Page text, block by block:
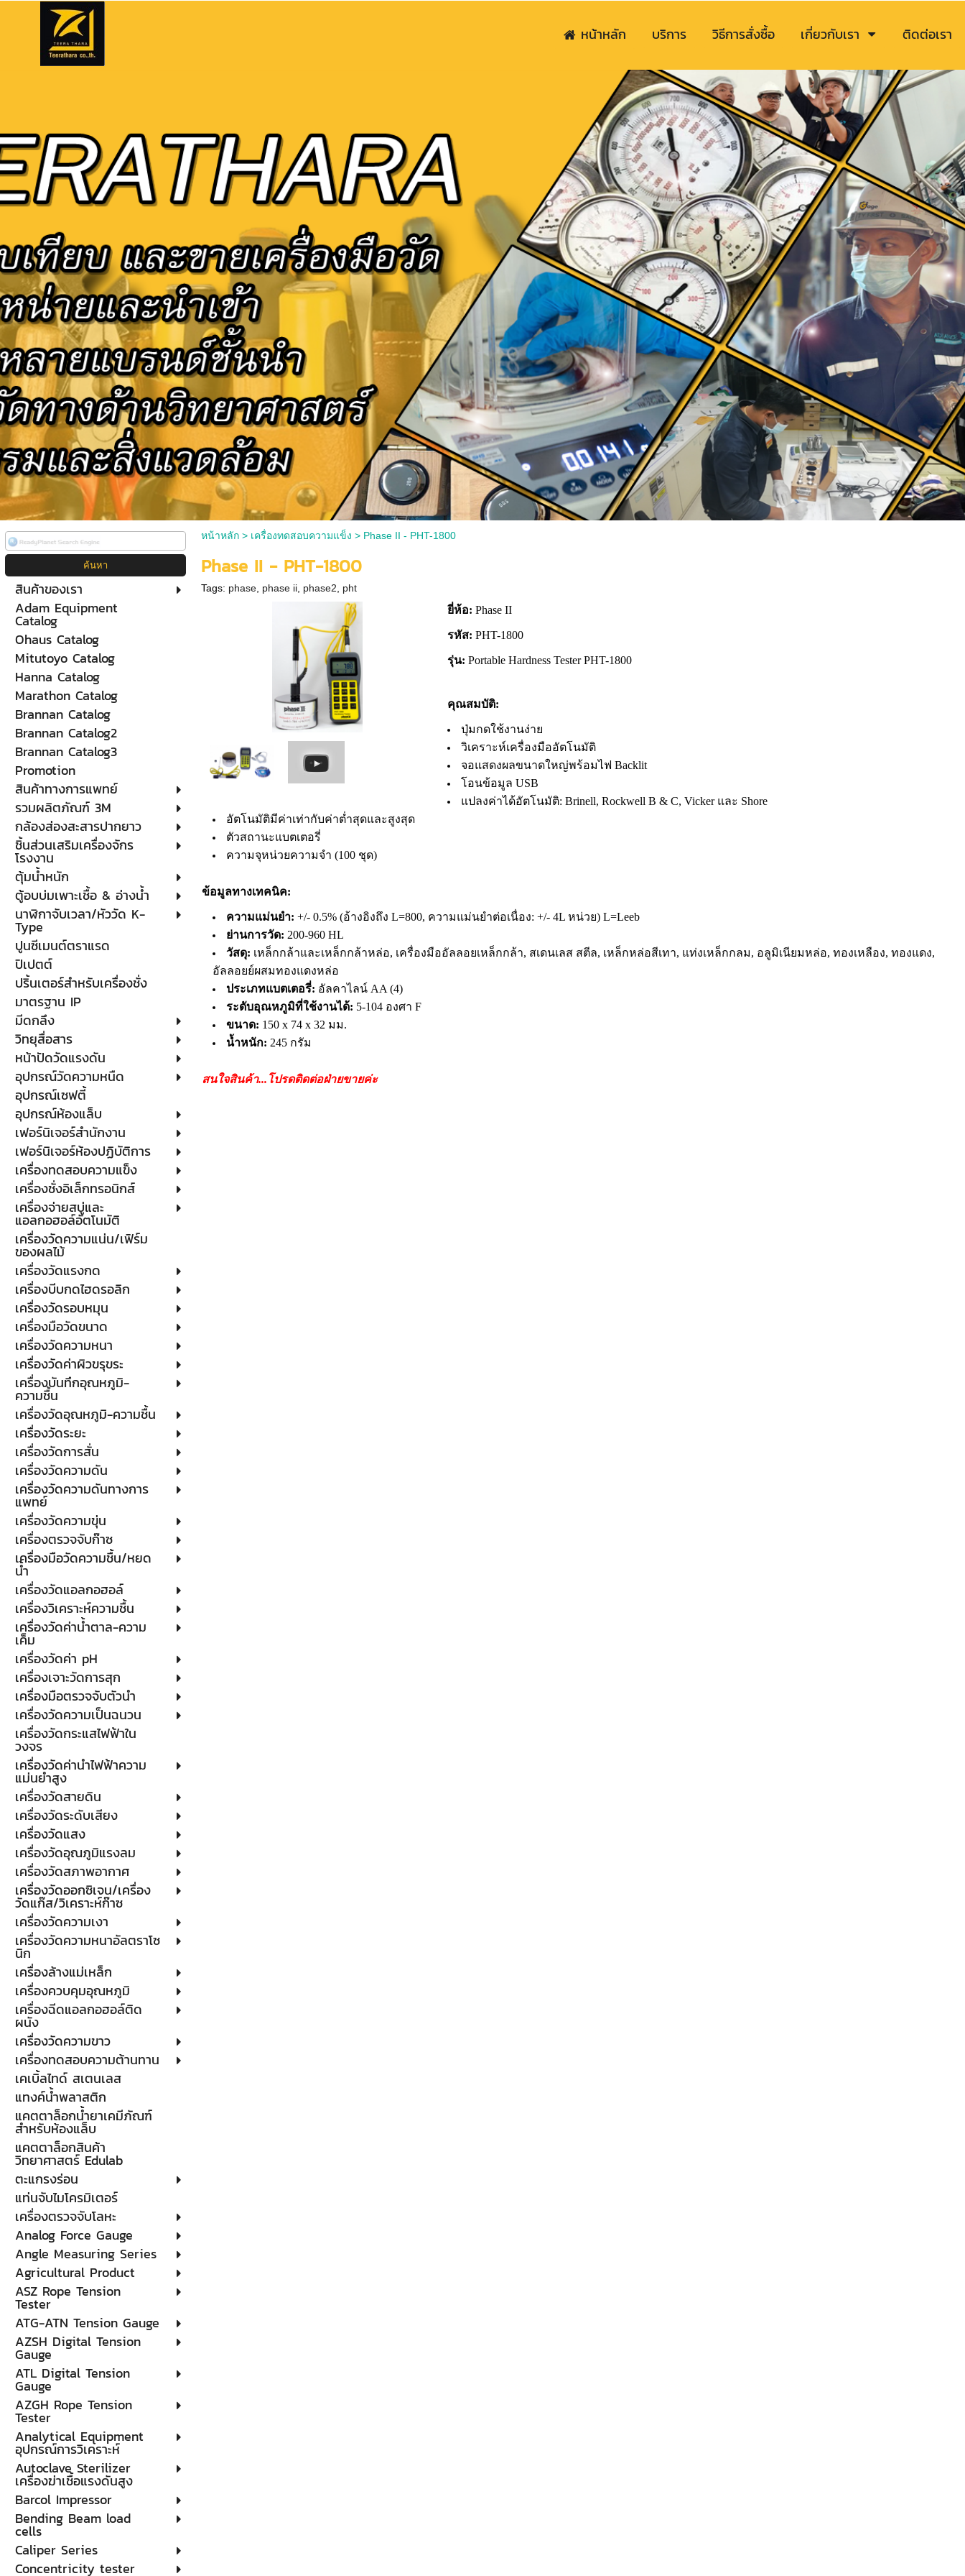
หน้าหลัก บริการ วิธีการสั่งซื้อ เกี่ยวกับเรา ติดต่อเรา
สินค้าของเรา
Adam Equipment
Catalog
Ohaus Catalog
Mitutoyo Catalog
Hanna Catalog
Marathon Catalog
Brannan Catalog
Brannan Catalog2
Brannan Catalog3
Promotion
สินค้าทางการแพทย์
รวมผลิตภัณฑ์ 3M
กล้องส่องสะสารปากยาว
ชิ้นส่วนเสริมเครื่องจักร
โรงงาน
ตุ้มน้ำหนัก
ตู้อบบ่มเพาะเชื้อ & อ่างน้ำ
นาฬิกาจับเวลา/หัววัด K-
Type
ปูนซีเมนต์ตราแรด
ปิเปตต์
ปริ้นเตอร์สำหรับเครื่องชั่ง
มาตรฐาน IP
มีดกลึง
วิทยุสื่อสาร
หน้าปัดวัดแรงดัน
อุปกรณ์วัดความหนืด
อุปกรณ์เซฟตี้
อุปกรณ์ห้องแล็บ
เฟอร์นิเจอร์สำนักงาน
เฟอร์นิเจอร์ห้องปฏิบัติการ
เครื่องทดสอบความแข็ง
เครื่องชั่งอิเล็กทรอนิกส์
เครื่องจ่ายสบู่และ
แอลกอฮอล์อัตโนมัติ
เครื่องวัดความแน่น/เฟิร์ม
ของผลไม้
เครื่องวัดแรงกด
เครื่องบีบกดไฮดรอลิก
เครื่องวัดรอบหมุน
เครื่องมือวัดขนาด
เครื่องวัดความหนา
เครื่องวัดค่าผิวขรุขระ
เครื่องบันทึกอุณหภูมิ-
ความชื้น
เครื่องวัดอุณหภูมิ-ความชื้น
เครื่องวัดระยะ
เครื่องวัดการสั่น
เครื่องวัดความดัน
เครื่องวัดความดันทางการ
แพทย์
เครื่องวัดความขุ่น
เครื่องตรวจจับก๊าซ
เครื่องมือวัดความชื้น/หยด
น้ำ
เครื่องวัดแอลกอฮอล์
เครื่องวิเคราะห์ความชื้น
เครื่องวัดค่าน้ำตาล-ความ
เค็ม
เครื่องวัดค่า pH
เครื่องเจาะวัดการสุก
เครื่องมือตรวจจับตัวนำ
เครื่องวัดความเป็นฉนวน
เครื่องวัดกระแสไฟฟ้าใน
วงจร
เครื่องวัดค่านำไฟฟ้าความ
แม่นยำสูง
เครื่องวัดสายดิน
เครื่องวัดระดับเสียง
เครื่องวัดแสง
เครื่องวัดอุณภูมิแรงลม
เครื่องวัดสภาพอากาศ
เครื่องวัดออกซิเจน/เครื่อง
วัดแก๊ส/วิเคราะห์ก๊าซ
เครื่องวัดความเงา
เครื่องวัดความหนาอัลตราโซ
นิก
เครื่องล้างแม่เหล็ก
เครื่องควบคุมอุณหภูมิ
เครื่องฉีดแอลกอฮอล์ติด
ผนัง
เครื่องวัดความขาว
เครื่องทดสอบความต้านทาน
เคเบิ้ลไทด์ สเตนเลส
แทงค์น้ำพลาสติก
แคตตาล็อกน้ำยาเคมีภัณฑ์
สำหรับห้องแล็บ
แคตตาล็อกสินค้า
วิทยาศาสตร์ Edulab
ตะแกรงร่อน
แท่นจับไมโครมิเตอร์
เครื่องตรวจจับโลหะ
Analog Force Gauge
Angle Measuring Series
Agricultural Product
ASZ Rope Tension
Tester
ATG-ATN Tension Gauge
AZSH Digital Tension
Gauge
ATL Digital Tension
Gauge
AZGH Rope Tension
Tester
Analytical Equipment
อุปกรณ์การวิเคราะห์
Autoclave Sterilizer
เครื่องฆ่าเชื้อแรงดันสูง
Barcol Impressor
Bending Beam load
cells
Caliper Series
Concentricity tester
หน้าหลัก> เครื่องทดสอบความแข็ง > Phase II - PHT-1800
Phase II - PHT-1800
Tags: phase phase ii phase2 pht
ยี่ห้อ: Phase II
รหัส: PHT-1800
รุ่น: Portable Hardness Tester PHT-1800
คุณสมบัติ:
ปุ่มกดใช้งานง่าย
วิเคราะห์เครื่องมืออัตโนมัติ
จอแสดงผลขนาดใหญ่พร้อมไฟ Backlit
โอนข้อมูล USB
แปลงค่าได้อัตโนมัติ: Brinell, Rockwell B & C, Vicker และ Shore
อัตโนมัติมีค่าเท่ากับค่าต่ำสุดและสูงสุด
ตัวสถานะแบตเตอรี่
ความจุหน่วยความจำ (100 ชุด)
ข้อมูลทางเทคนิค:
ความแม่นยำ: +/- 0.5% (อ้างอิงถึง L=800, ความแม่นยำต่อเนื่อง: +/- 4L หน่วย) L=Leeb
ย่านการวัด: 200-960 HL
วัสดุ: เหล็กกล้าและเหล็กกล้าหล่อ, เครื่องมืออัลลอยเหล็กกล้า, สเดนเลส สตีล, เหล็กหล่อสีเทา, แท่งเหล็กกลม, อลูมิเนียมหล่อ, ทองเหลือง, ทองแดง,
อัลลอยย์ผสมทองแดงหล่อ
ประเภทแบตเตอรี่: อัลคาไลน์ AA (4)
ระดับอุณหภูมิที่ใช้งานได้: 5-104 องศา F
ขนาด: 150 x 74 x 32 มม.
น้ำหนัก: 245 กรัม
สนใจสินค้า...โปรดติดต่อฝ่ายขายค่ะ